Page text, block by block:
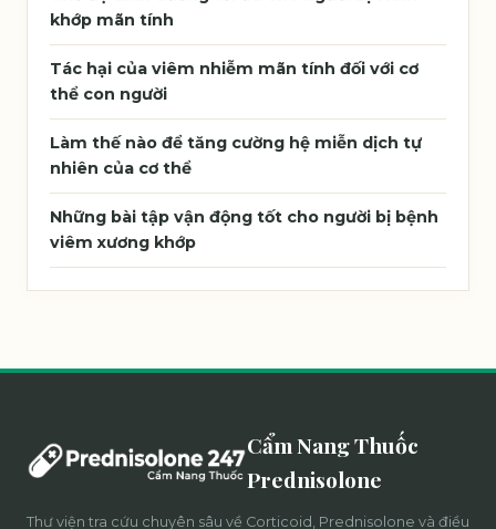
khớp mãn tính
Tác hại của viêm nhiễm mãn tính đối với cơ
thể con người
Làm thế nào để tăng cường hệ miễn dịch tự
nhiên của cơ thể
Những bài tập vận động tốt cho người bị bệnh
viêm xương khớp
Cẩm Nang Thuốc
Prednisolone
Thư viện tra cứu chuyên sâu về Corticoid, Prednisolone và điều